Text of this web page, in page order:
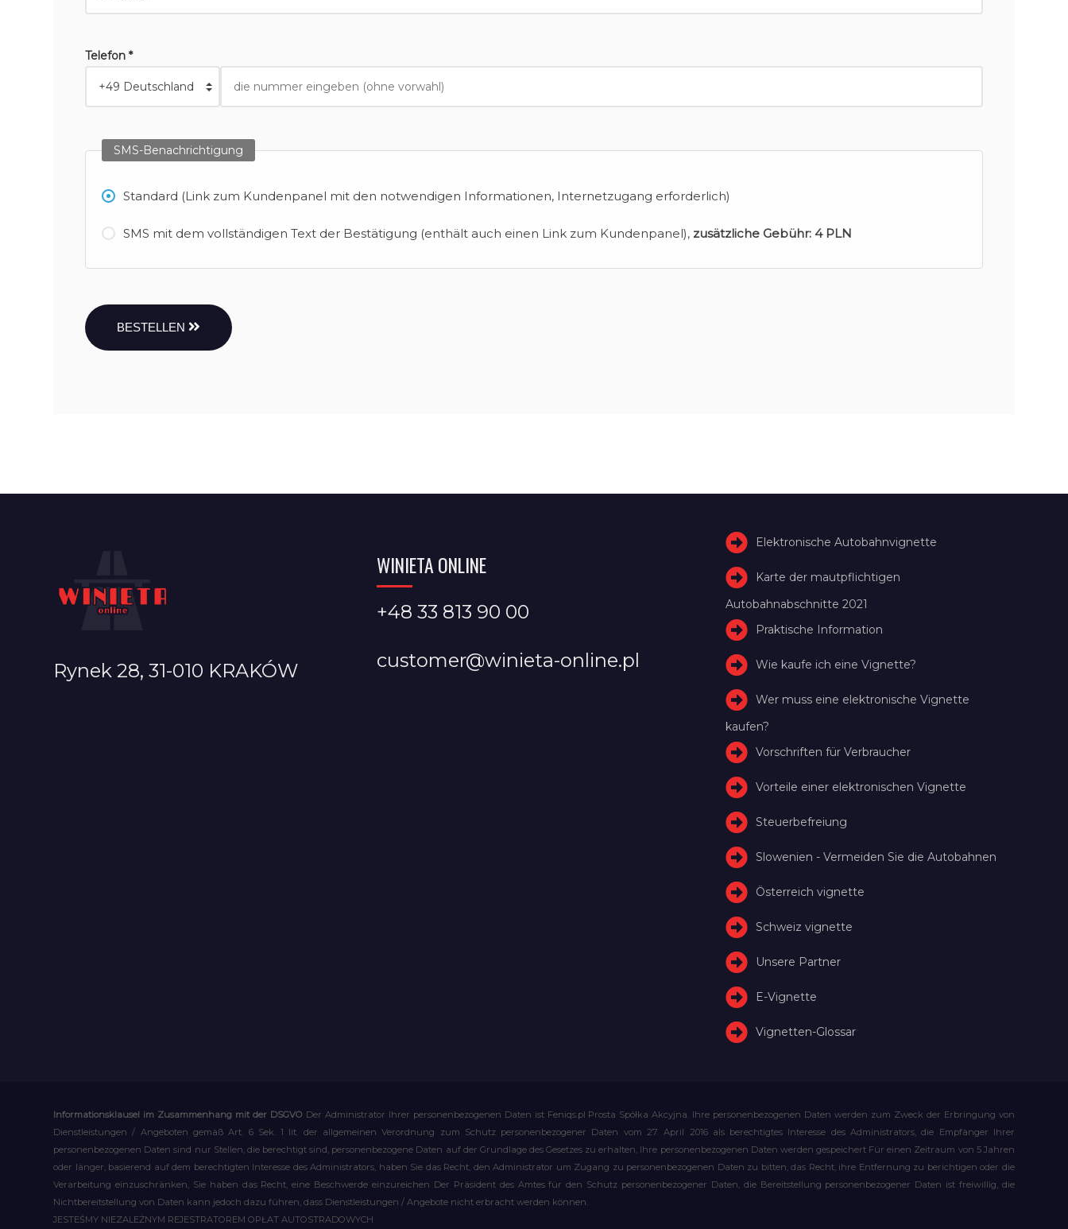
Telefon *
SMS-Benachrichtigung
Standard (Link zum Kundenpanel mit den notwendigen Informationen, Internetzugang erforderlich)
SMS mit dem vollständigen Text der Bestätigung (enthält auch einen Link zum Kundenpanel), zusätzliche Gebühr: 4 PLN
BESTELLEN
Rynek 28, 31-010 KRAKÓW
WINIETA ONLINE
+48 33 813 90 00
customer@winieta-online.pl
Elektronische Autobahnvignette
Karte der mautpflichtigen
Autobahnabschnitte 2021
Praktische Information
Wie kaufe ich eine Vignette?
Wer muss eine elektronische Vignette
kaufen?
Vorschriften für Verbraucher
Vorteile einer elektronischen Vignette
Steuerbefreiung
Slowenien - Vermeiden Sie die Autobahnen
Österreich vignette
Schweiz vignette
Unsere Partner
E-Vignette
Vignetten-Glossar
Informationsklausel im Zusammenhang mit der DSGVO Der Administrator Ihrer personenbezogenen Daten ist Feniqs.pl Prosta Spółka Akcyjna. Ihre personenbezogenen Daten werden zum Zweck der Erbringung von
Dienstleistungen / Angeboten gemäß Art. 6 Sek. 1 lit. der allgemeinen Verordnung zum Schutz personenbezogener Daten vom 27. April 2016 als berechtigtes Interesse des Administrators, die Empfänger Ihrer
personenbezogenen Daten sind nur Stellen, die berechtigt sind, personenbezogene Daten auf der Grundlage des Gesetzes zu erhalten, Ihre personenbezogenen Daten werden gespeichert Für einen Zeitraum von 5 Jahren
oder länger, basierend auf dem berechtigten Interesse des Administrators, haben Sie das Recht, den Administrator um Zugang zu personenbezogenen Daten zu bitten, das Recht, ihre Entfernung zu berichtigen oder die
Verarbeitung einzuschränken, Sie haben das Recht, eine Beschwerde einzureichen Der Präsident des Amtes für den Schutz personenbezogener Daten, die Bereitstellung personenbezogener Daten ist freiwillig, die
Nichtbereitstellung von Daten kann jedoch dazu führen, dass Dienstleistungen / Angebote nicht erbracht werden können.
JESTEŚMY NIEZALEŻNYM REJESTRATOREM OPŁAT AUTOSTRADOWYCH